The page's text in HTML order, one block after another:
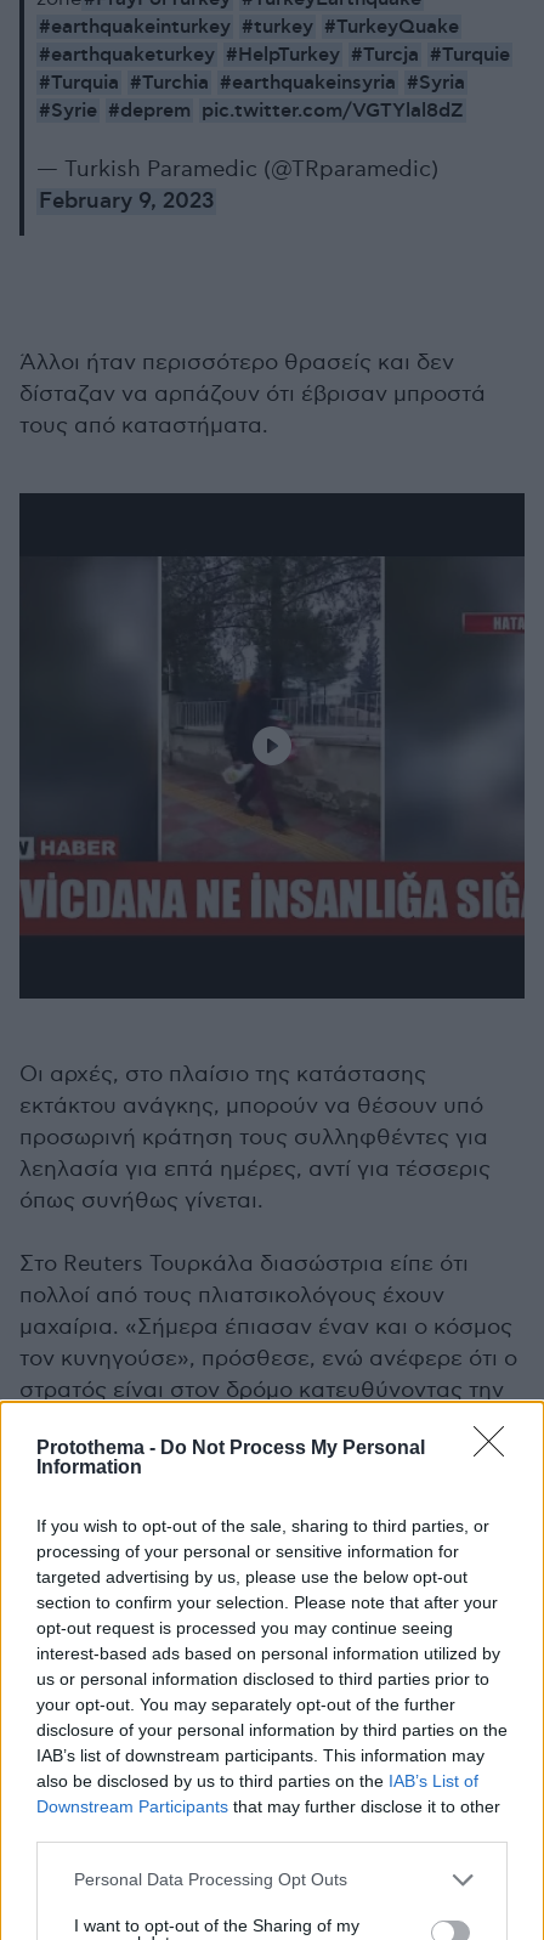
Protothema - Do Not Process My Personal
Information
If you wish to opt-out of the sale, sharing to third parties, or
processing of your personal or sensitive information for
targeted advertising by us, please use the below opt-out
section to confirm your selection. Please note that after your
opt-out request is processed you may continue seeing
interest-based ads based on personal information utilized by
us or personal information disclosed to third parties prior to
your opt-out. You may separately opt-out of the further
disclosure of your personal information by third parties on the
IAB’s list of downstream participants. This information may
also be disclosed by us to third parties on the IAB’s List of
Downstream Participants that may further disclose it to other
Please note that this website/app uses one or more Google
not limited to your visit or usage behaviour. You may click to
Personal Data Processing Opt Outs
I want to opt-out of the Sharing of my
#earthquakeinturkey #turkey #TurkeyQuake
#earthquaketurkey #HelpTurkey #Turcja #Turquie
#Turquia #Turchia #earthquakeinsyria #Syria
#Syrie #deprem pic.twitter.com/VGTYlal8dZ
— Turkish Paramedic (@TRparamedic)
February 9, 2023
Άλλοι ήταν περισσότερο θρασείς και δεν
δίσταζαν να αρπάζουν ότι έβρισαν μπροστά
τους από καταστήματα.
Οι αρχές, στο πλαίσιο της κατάστασης
εκτάκτου ανάγκης, μπορούν να θέσουν υπό
προσωρινή κράτηση τους συλληφθέντες για
λεηλασία για επτά ημέρες, αντί για τέσσερις
όπως συνήθως γίνεται.
Στο Reuters Τουρκάλα διασώστρια είπε ότι
πολλοί από τους πλιατσικολόγους έχουν
μαχαίρια. «Σήμερα έπιασαν έναν και ο κόσμος
τον κυνηγούσε», πρόσθεσε, ενώ ανέφερε ότι ο
στρατός είναι στον δρόμο κατευθύνοντας την
Ταγίπ Ερντογάν δήλωσε ότι η κυβέρνησή του
θα λάβει σκληρά μέτρα εναντίον όσων
εμπλέκονται σε λεηλασίες και σε άλλα
αδικήματα στην πληγείσα περιοχή.
Από τις σεισμόπληκτες περιοχές όπου
βρίσκεται, υπενθύμισε ότι οι πληγείσες
περιοχές είναι σε κατάσταση έκτακτης
ανάγκης. «Αυτό σημαίνει ότι εφεξήςόσοι
εμπλέκονται σε λεηλασίες ή απαγωγέςθα
Ο Τούρκος πρόεδρος έχει παραδεχτεί και σε